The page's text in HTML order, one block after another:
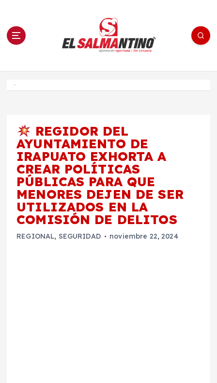
n El Salmantino - medios/noticias/editorial
REGIDOR DEL
AYUNTAMIENTO DE
IRAPUATO EXHORTA A
CREAR POLÍTICAS
PÚBLICAS PARA QUE
MENORES DEJEN DE SER
UTILIZADOS EN LA
COMISIÓN DE DELITOS
REGIONAL, SEGURIDAD noviembre 22, 2024